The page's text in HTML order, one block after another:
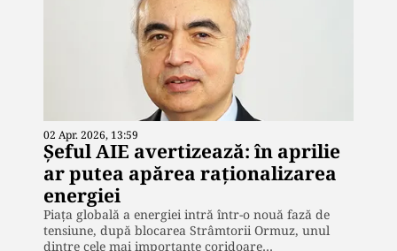
02 Apr. 2026, 13:59
Șeful AIE avertizează: în aprilie
ar putea apărea raționalizarea
energiei
Piața globală a energiei intră într-o nouă fază de
tensiune, după blocarea Strâmtorii Ormuz, unul
dintre cele mai importante coridoare…